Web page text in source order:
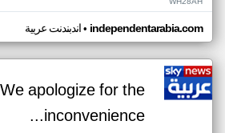
اندبندنت عربية• independentarabia.com
We apologize for the
inconvenience...